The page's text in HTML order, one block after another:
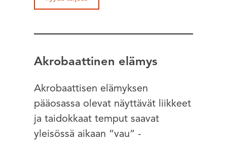
Akrobaattinen elämys
Akrobaattisen elämyksen
pääosassa olevat näyttävät liikkeet
ja taidokkaat temput saavat
yleisössä aikaan ”vau” -